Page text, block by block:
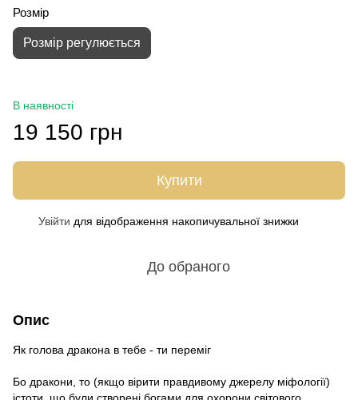
Розмір
Розмір регулюється
В наявності
19 150 грн
Купити
Увійти для відображення накопичувальної знижки
До обраного
Опис
Як голова дракона в тебе - ти переміг
Бо дракони, то (якщо вірити правдивому джерелу міфології)